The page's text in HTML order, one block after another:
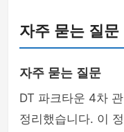
자주 묻는 질문
자주 묻는 질문
DT 파크타운 4차
정리했습니다. 이